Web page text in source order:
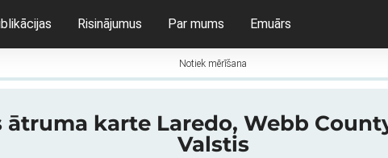
Risinājumus Par mums Emuārs
Notiek mērīšana
ātruma karte Laredo, Webb
Valstis